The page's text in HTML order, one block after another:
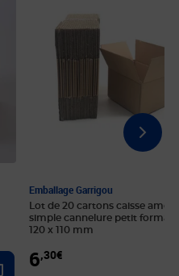
Ajouter au panier
Emballage Garrigou
Lot de 20 cartons caisse
simple cannelure petit format
120 x 110 mm
6,30€